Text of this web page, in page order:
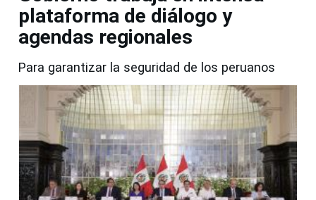
plataforma de diálogo y
agendas regionales
Para garantizar la seguridad de los peruanos